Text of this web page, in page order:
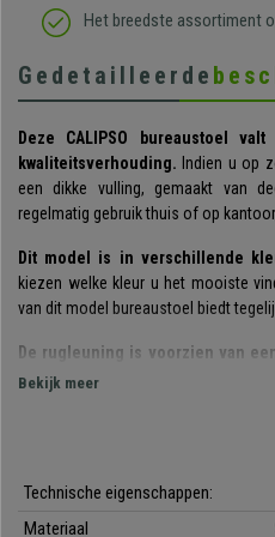
Het breedste assortiment
Gedetailleerde
Deze CALIPSO bureaustoel
kwaliteitsverhouding. Indien u op
een dikke vulling, gemaakt van
regelmatig gebruik thuis of op
Dit model is in verschillende
kiezen welke kleur u het mooiste
van dit model bureaustoel biedt
De rugleuning is voorzien van
vormen.Eén van de sterke
Hetpermanent kantelmechanisme
Bekijk meer
Technische eigenschappen:
Materiaal